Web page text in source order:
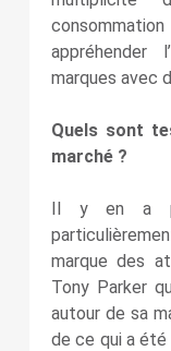
marques avec
Quels sont
marché ?
Il y en a
marque des
Tony Parker
autour de sa
de ce qui a été